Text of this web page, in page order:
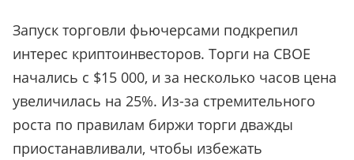
Запуск торговли фьючерсами подкрепил
интерес криптоинвесторов. Торги на CBOE
начались с $15 000, и за несколько часов цена
увеличилась на 25%. Из-за стремительного
роста по правилам биржи торги дважды
приостанавливали, чтобы избежать